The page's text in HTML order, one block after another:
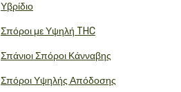
Υβρίδιο
Σπόροι με Υψηλή THC
Σπάνιοι Σπόροι Κάνναβης
Σπόροι Υψηλής Απόδοσης